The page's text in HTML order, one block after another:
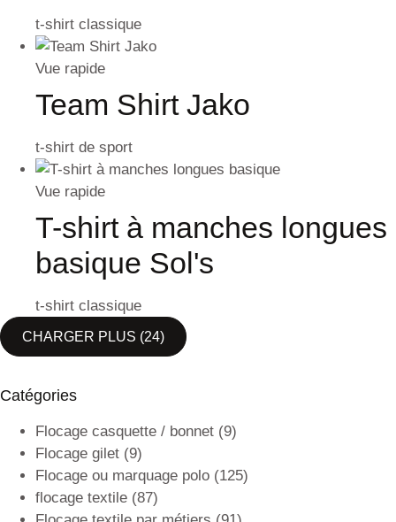
t-shirt classique
Vue rapide
Team Shirt Jako
t-shirt de sport
Vue rapide
T-shirt à manches longues
basique Sol's
t-shirt classique
CHARGER PLUS (24)
Catégories
Flocage casquette / bonnet (9)
Flocage gilet (9)
Flocage ou marquage polo (125)
flocage textile (87)